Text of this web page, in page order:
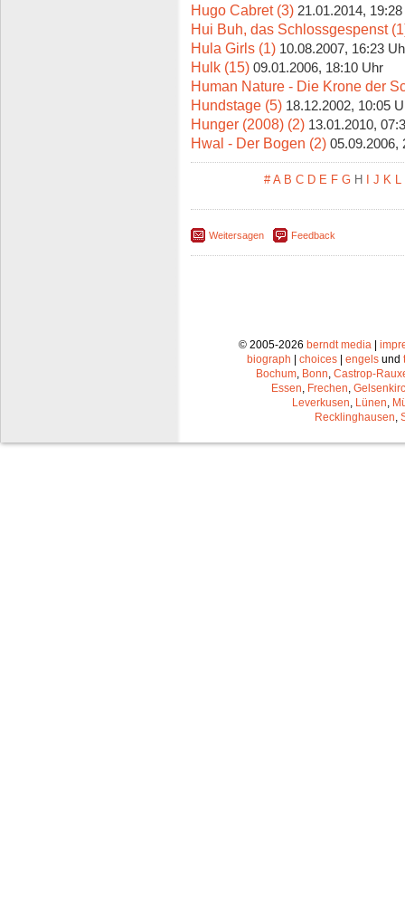
Hugo Cabret (3) 21.01.2014,
Hui Buh, das Schlossgespenst
Hula Girls (1) 10.08.2007, 16:23
Hulk (15) 09.01.2006, 18:10 Uhr
Human Nature - Die Krone der
Hundstage (5) 18.12.2002, 10:05
Hunger (2008) (2) 13.01.2010,
Hwal - Der Bogen (2) 05.09.2006,
# A B C D E F GH I J K L
Weitersagen Feedback
© 2005-2026 berndt media |
biograph | choices | engels und
Bochum Bonn Castrop-
Essen Frechen
Leverkusen Lünen
Recklinghausen